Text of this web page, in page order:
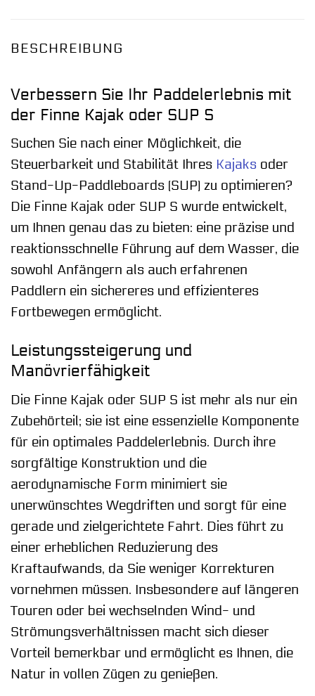
BESCHREIBUNG
Verbessern Sie Ihr Paddelerlebnis mit
der Finne Kajak oder SUP S
Suchen Sie nach einer Möglichkeit, die
Steuerbarkeit und Stabilität Ihres Kajaks oder
Stand-Up-Paddleboards (SUP) zu optimieren?
Die Finne Kajak oder SUP S wurde entwickelt,
um Ihnen genau das zu bieten: eine präzise und
reaktionsschnelle Führung auf dem Wasser, die
sowohl Anfängern als auch erfahrenen
Paddlern ein sichereres und effizienteres
Fortbewegen ermöglicht.
Leistungssteigerung und
Manövrierfähigkeit
Die Finne Kajak oder SUP S ist mehr als nur ein
Zubehörteil; sie ist eine essenzielle Komponente
für ein optimales Paddelerlebnis. Durch ihre
sorgfältige Konstruktion und die
aerodynamische Form minimiert sie
unerwünschtes Wegdriften und sorgt für eine
gerade und zielgerichtete Fahrt. Dies führt zu
einer erheblichen Reduzierung des
Kraftaufwands, da Sie weniger Korrekturen
vornehmen müssen. Insbesondere auf längeren
Touren oder bei wechselnden Wind- und
Strömungsverhältnissen macht sich dieser
Vorteil bemerkbar und ermöglicht es Ihnen, die
Natur in vollen Zügen zu genießen.